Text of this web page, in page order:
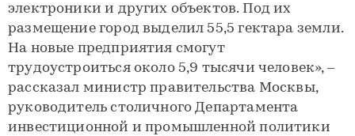
электроники и других объектов. Под их
размещение город выделил 55,5 гектара земли.
На новые предприятия смогут
трудоустроиться около 5,9 тысячи человек», –
рассказал министр правительства Москвы,
руководитель столичного Департамента
инвестиционной и промышленной политики